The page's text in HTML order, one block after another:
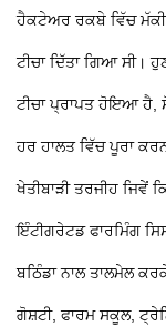
ਹੈਕਟੇਅਰ ਰਕਬੇ ਵਿੱਚ
ਟੀਚਾ ਦਿੱਤਾ ਗਿਆ ਸੀ।
ਟੀਚਾ ਪ੍ਰਾਪਤ ਹੋਇਆ ਹੈ,
ਹਰ ਹਾਲਤ ਵਿੱਚ ਪੂਰਾ
ਖੇਤੀਬਾੜੀ ਤਰਜੀਹ ਜਿਵੇਂ
ਇੰਟੀਗਰੇਟਡ ਫਾਰਮਿੰਗ
ਬਠਿੰਡਾ ਨਾਲ ਤਾਲਮੇਲ
ਗੋਸ਼ਟੀ, ਫਾਰਮ ਸਕੂਲ,